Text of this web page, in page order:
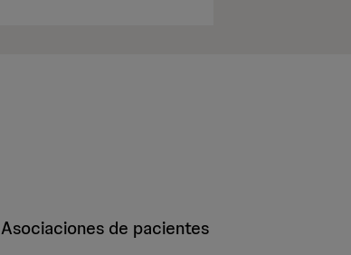
Asociaciones de pacientes